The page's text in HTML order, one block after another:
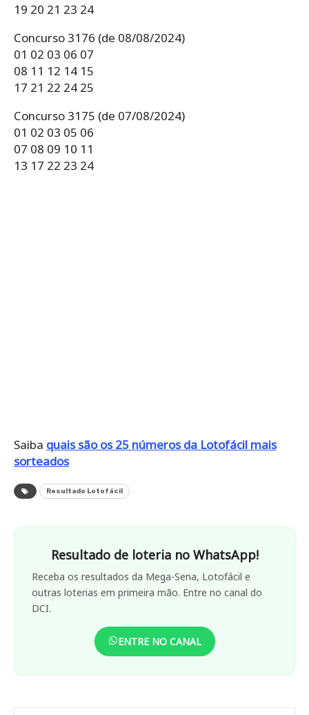
19 20 21 23 24
Concurso 3176 (de 08/08/2024)
01 02 03 06 07
08 11 12 14 15
17 21 22 24 25
Concurso 3175 (de 07/08/2024)
01 02 03 05 06
07 08 09 10 11
13 17 22 23 24
Saiba quais são os 25 números da Lotofácil mais
sorteados
Resultado Lotofácil
Resultado de loteria no WhatsApp!
Receba os resultados da Mega-Sena, Lotofácil e
outras loterias em primeira mão. Entre no canal do
DCI.
ENTRE NO CANAL